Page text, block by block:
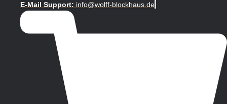
E-Mail Support: info@wolff-blockhaus.de